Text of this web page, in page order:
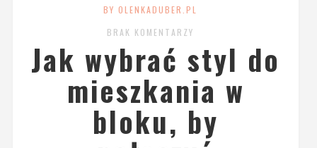
BY OLENKADUBER.PL
BRAK KOMENTARZY
Jak wybrać styl do
mieszkania w
bloku, by